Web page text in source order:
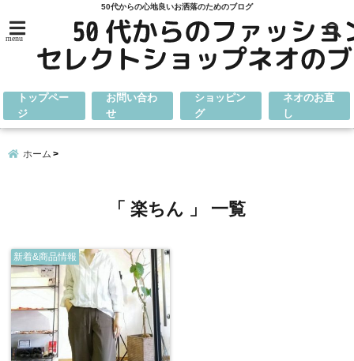
50代からの心地良いお洒落のためのブログ
menu
トップペー
ジ
お問い合わ
せ
ショッピン
グ
ネオのお直
し
ホーム
「 楽ちん 」 一覧
新着&商品情報